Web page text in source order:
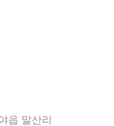
읍 말산리